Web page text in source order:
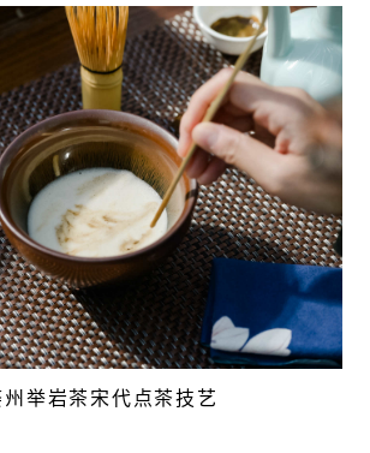
举岩茶宋代点茶技艺